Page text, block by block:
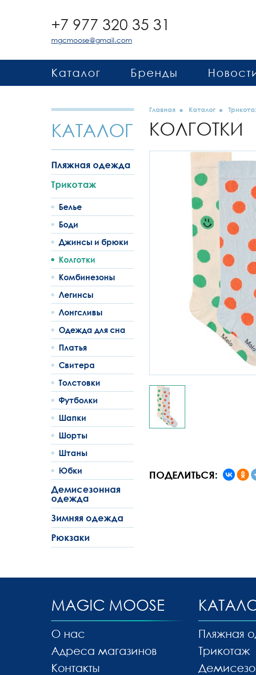
+7 977 320 35 31
mgcmoose@gmail.com
Каталог Бренды
КАТАЛОГ
Пляжная одежда
Трикотаж
Белье
Боди
Джинсы и брюки
Колготки
Комбинезоны
Легинсы
Лонгсливы
Одежда для сна
Платья
Свитера
Толстовки
Футболки
Шапки
Шорты
Штаны
Юбки
Демисезонная
одежда
Зимняя одежда
Рюкзаки
Главная Каталог
КОЛГОТКИ
ПОДЕЛИТЬСЯ:
MAGIC MOOSE
О нас
Адреса магазинов
Контакты
Пляжная
Трикотаж